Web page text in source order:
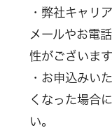
・弊社キャリ
メールやお電
性がございます
・お申込みい
くなった場合
い。